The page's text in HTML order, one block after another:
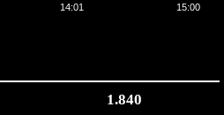
14:01 15:00
1.840